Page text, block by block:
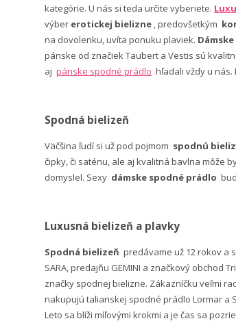
kategórie. U nás si teda určite vyberiete.
výber erotickej bielizne , predovšetkým
na dovolenku, uvíta ponuku plaviek. Dámske
pánske od značiek Taubert a Vestis sú
aj pánske spodné prádlo hľadali vždy u
Spodná bielizeň
Väčšina ľudí si už pod pojmom spodnú
čipky, či saténu, ale aj kvalitná bavlna môže
domyslel. Sexy dámske spodné prádlo
Luxusná bielizeň a plavky
Spodná bielizeň predávame už 12 rokov a
SARA, predajňu GEMINI a značkový obchod
značky spodnej bielizne. Zákazníčku veľmi
nakupujú talianskej spodné prádlo Lormar a
Leto sa blíži míľovými krokmi a je čas sa